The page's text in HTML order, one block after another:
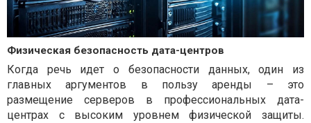
Физическая безопасность дата-центров
Когда речь идет о безопасности данных, один из
главных аргументов в пользу аренды – это
размещение серверов в профессиональных дата-
центрах с высоким уровнем физической защиты.